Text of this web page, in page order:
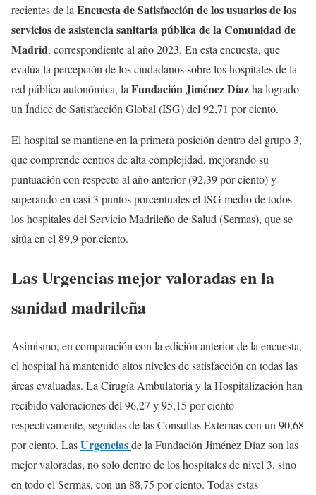
recientes de la Encuesta de Satisfacción de los usuarios de los
servicios de asistencia sanitaria pública de la Comunidad de
Madrid, correspondiente al año 2023. En esta encuesta, que
evalúa la percepción de los ciudadanos sobre los hospitales de la
red pública autonómica, la Fundación Jiménez Díazha logrado
un Índice de Satisfacción Global (ISG) del 92,71 por ciento.
El hospital se mantiene en la primera posición dentro del grupo 3,
que comprende centros de alta complejidad, mejorando su
puntuación con respecto al año anterior (92,39 por ciento) y
superando en casi 3 puntos porcentuales el ISG medio de todos
los hospitales del Servicio Madrileño de Salud (Sermas), que se
sitúa en el 89,9 por ciento.
Las Urgencias mejor valoradas en la
sanidad madrileña
Asimismo, en comparación con la edición anterior de la encuesta,
el hospital ha mantenido altos niveles de satisfacción en todas las
áreas evaluadas. La Cirugía Ambulatoria y la Hospitalización han
recibido valoraciones del 96,27 y 95,15 por ciento
respectivamente, seguidas de las Consultas Externas con un 90,68
por ciento. LasUrgenciasde la Fundación Jiménez Díaz son las
mejor valoradas, no solo dentro de los hospitales de nivel 3, sino
en todo el Sermas, con un 88,75 por ciento. Todas estas